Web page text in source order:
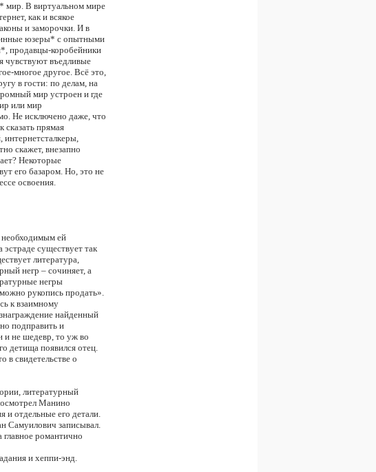
мир. В виртуальном мире
как и всякое
и заморочки. И в
юзеры* с опытными
продавцы-коробейники
чувствуют въедливые
многое другое. Всё это,
в гости: по делам, на
мир устроен и где
или мир
Не исключено даже, что
прямая
интернетсталкеры,
скажет, внезапно
Некоторые
его базаром. Но, это не
освоения.
необходимым ей
существует так
литература,
негр – сочиняет, а
негры
рукопись продать».
к взаимному
найденный
подправить и
и не шедевр, то уж во
детища появился отец.
в свидетельстве о
литературный
Манино
и отдельные его детали.
Самуилович записывал.
романтично
и хеппи-энд.